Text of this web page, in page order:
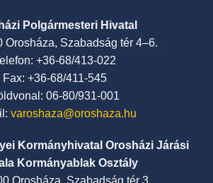
Polgármesteri Hivatal
Orosháza, Szabadság tér 4–6.
+36-68/413-022
Fax: +36-68/411-545
06-80/931-001
varoshaza@oroshaza.hu
Kormányhivatal Orosházi Járási
Kormányablak Osztály
Orosháza, Szabadság tér 3.